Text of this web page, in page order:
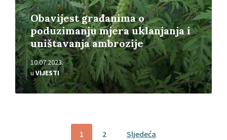
Obavijest građanima o
poduzimanju mjera uklanjanja i
uništavanja ambrozije
10.07.2023.
uVIJESTI
1 2 Sljedeća